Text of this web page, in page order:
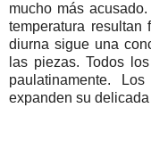
mucho más
temperatura resultan
diurna sigue una
las piezas. Todos
paulatinamente.
expanden su